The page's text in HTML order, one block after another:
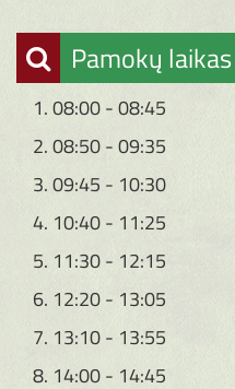
Pamokų laikas
1. 08:00 - 08:45
2. 08:50 - 09:35
3. 09:45 - 10:30
4. 10:40 - 11:25
5. 11:30 - 12:15
6. 12:20 - 13:05
7. 13:10 - 13:55
8. 14:00 - 14:45